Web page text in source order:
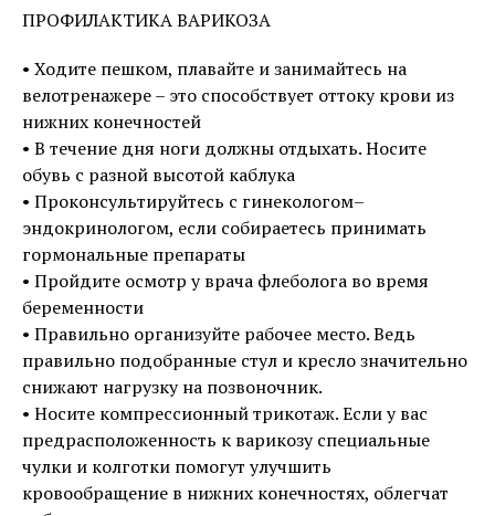
ПРОФИЛАКТИКА ВАРИКОЗА
• Ходите пешком, плавайте и занимайтесь на
велотренажере – это способствует оттоку крови из
нижних конечностей
• В течение дня ноги должны отдыхать. Носите
обувь с разной высотой каблука
• Проконсультируйтесь с гинекологом–
эндокринологом, если собираетесь принимать
гормональные препараты
• Пройдите осмотр у врача флеболога во время
беременности
• Правильно организуйте рабочее место. Ведь
правильно подобранные стул и кресло значительно
снижают нагрузку на позвоночник.
• Носите компрессионный трикотаж. Если у вас
предрасположенность к варикозу специальные
чулки и колготки помогут улучшить
кровообращение в нижних конечностях, облегчат